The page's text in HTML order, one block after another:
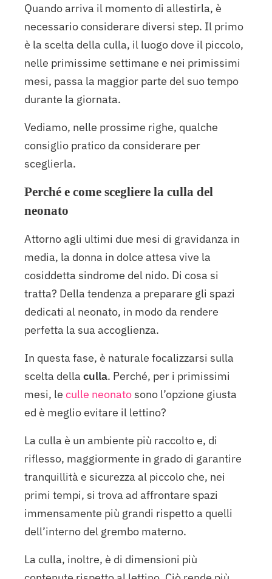
Quando arriva il momento di allestirla, è
necessario considerare diversi step. Il primo
è la scelta della culla, il luogo dove il piccolo,
nelle primissime settimane e nei primissimi
mesi, passa la maggior parte del suo tempo
durante la giornata.
Vediamo, nelle prossime righe, qualche
consiglio pratico da considerare per
sceglierla.
Perché e come scegliere la culla del
neonato
Attorno agli ultimi due mesi di gravidanza in
media, la donna in dolce attesa vive la
cosiddetta sindrome del nido. Di cosa si
tratta? Della tendenza a preparare gli spazi
dedicati al neonato, in modo da rendere
perfetta la sua accoglienza.
In questa fase, è naturale focalizzarsi sulla
scelta della culla. Perché, per i primissimi
mesi, le culle neonato sono l’opzione giusta
ed è meglio evitare il lettino?
La culla è un ambiente più raccolto e, di
riflesso, maggiormente in grado di garantire
tranquillità e sicurezza al piccolo che, nei
primi tempi, si trova ad affrontare spazi
immensamente più grandi rispetto a quelli
dell’interno del grembo materno.
La culla, inoltre, è di dimensioni più